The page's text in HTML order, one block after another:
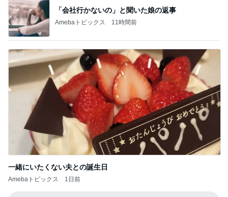
「会社行かないの」と聞いた娘の返事
Amebaトピックス 11時間前
一緒にいたくない夫との誕生日
Amebaトピックス 1日前